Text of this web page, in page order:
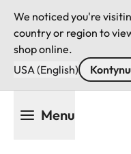
We noticed you're
country or region to
shop online.
USA (English)
Menu